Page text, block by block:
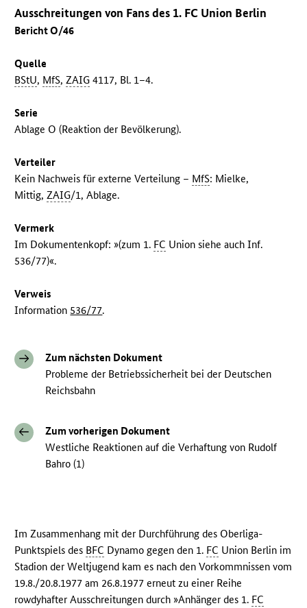
Ausschreitungen von Fans des 1. FC Union Berlin
Bericht O/46
Quelle
BStU, MfS,ZAIG 4117, Bl. 1–4.
Serie
Ablage O (Reaktion der Bevölkerung).
Verteiler
Kein Nachweis für externe Verteilung – MfS: Mielke,
Mittig,ZAIG/1, Ablage.
Vermerk
Im Dokumentenkopf: »(zum 1. FC Union siehe auch Inf.
536/77)«.
Verweis
Information 536/77.
Zum nächsten Dokument
Probleme der Betriebssicherheit bei der Deutschen
Reichsbahn
Zum vorherigen Dokument
Westliche Reaktionen auf die Verhaftung von Rudolf
Bahro (1)
Im Zusammenhang mit der Durchführung des Oberliga-
Punktspiels des BFC Dynamo gegen den 1. FC Union Berlin im
Stadion der Weltjugend kam es nach den Vorkommnissen vom
19.8./20.8.1977 am 26.8.1977 erneut zu einer Reihe
rowdyhafter Ausschreitungen durch »Anhänger des 1. FC